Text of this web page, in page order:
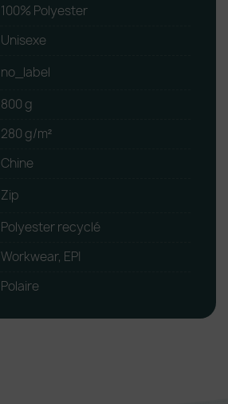
100% Polyester
Unisexe
no_label
800 g
280 g/m²
Chine
Zip
Polyester recyclé
Workwear, EPI
Polaire